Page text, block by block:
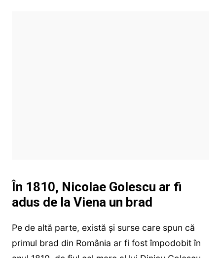
În 1810, Nicolae Golescu ar fi
adus de la Viena un brad
Pe de altă parte, există și surse care spun că
primul brad din România ar fi fost împodobit în